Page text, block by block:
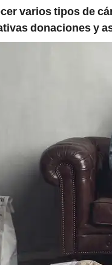
varios tipos de
donaciones y